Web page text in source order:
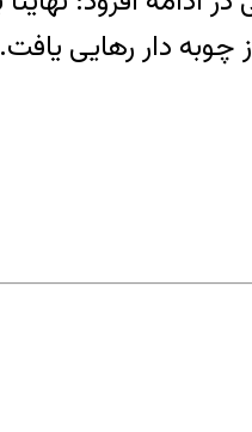
چوبه دار رهایی یافت.